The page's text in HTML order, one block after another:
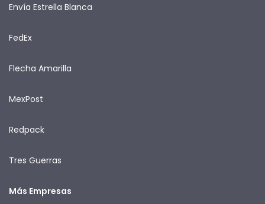
Envía Estrella Blanca
FedEx
Flecha Amarilla
MexPost
Redpack
Tres Guerras
Más Empresas